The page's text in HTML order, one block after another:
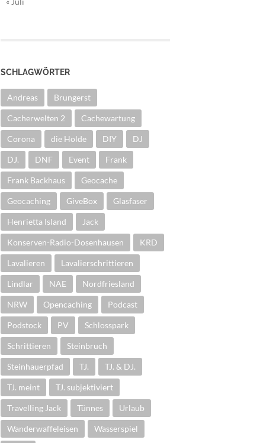
SCHLAGWÖRTER
Andreas Brungerst
Cacherwelten 2 Cachewartung
Corona die Holde DIY DJ
DJ. DNF Event Frank
Frank Backhaus Geocache
Geocaching GiveBox Glasfaser
Henrietta Island Jack
Konserven-Radio-Dosenhausen KRD
Lavalieren Lavalierschrittieren
Lindlar NAE Nordfriesland
NRW Opencaching Podcast
Podstock PV Schlosspark
Schrittieren Steinbruch
Steinhauerpfad TJ. TJ. & DJ.
TJ. meint TJ. subjektiviert
Travelling Jack Tünnes Urlaub
Wanderwaffeleisen Wasserspiel